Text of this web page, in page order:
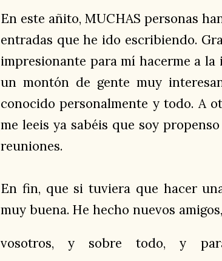
En este añito, MUCHAS personas
entradas que he ido escribiendo.
impresionante para mí hacerme a
un montón de gente muy
conocido personalmente y todo. A
me leeis ya sabéis que soy
reuniones.
En fin, que si tuviera que hacer
muy buena. He hecho nuevos
vosotros, y sobre todo, y